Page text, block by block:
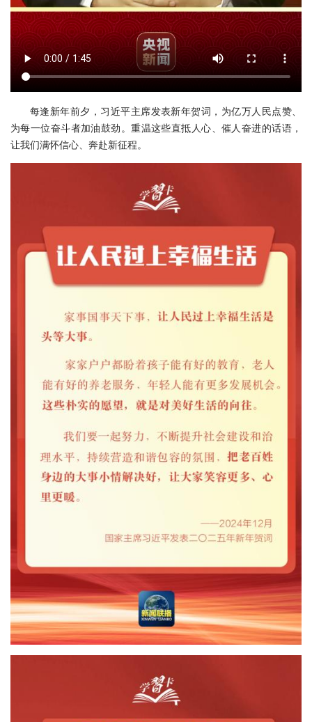
每逢新年前夕，习近平主席发表新年贺词，为亿万人民点赞、
为每一位奋斗者加油鼓劲。重温这些直抵人心、催人奋进的话语，
让我们满怀信心、奔赴新征程。